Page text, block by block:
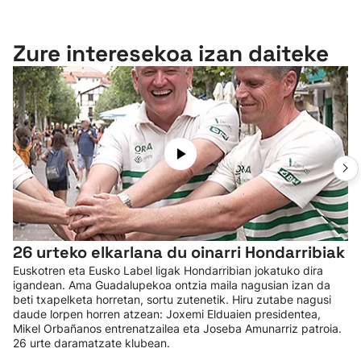
Zure interesekoa izan daiteke
26 urteko elkarlana du oinarri Hondarribiak
Euskotren eta Eusko Label ligak Hondarribian jokatuko dira
igandean. Ama Guadalupekoa ontzia maila nagusian izan da
beti txapelketa horretan, sortu zutenetik. Hiru zutabe nagusi
daude lorpen horren atzean: Joxemi Elduaien presidentea,
Mikel Orbañanos entrenatzailea eta Joseba Amunarriz patroia.
26 urte daramatzate klubean.